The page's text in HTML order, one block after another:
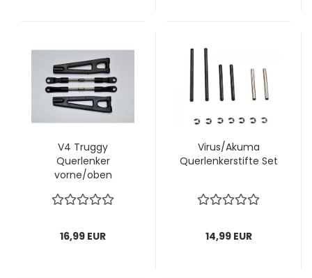
V4 Truggy
Querlenker
vorne/oben
16,99 EUR
Virus/Akuma
Querlenkerstifte Set
14,99 EUR